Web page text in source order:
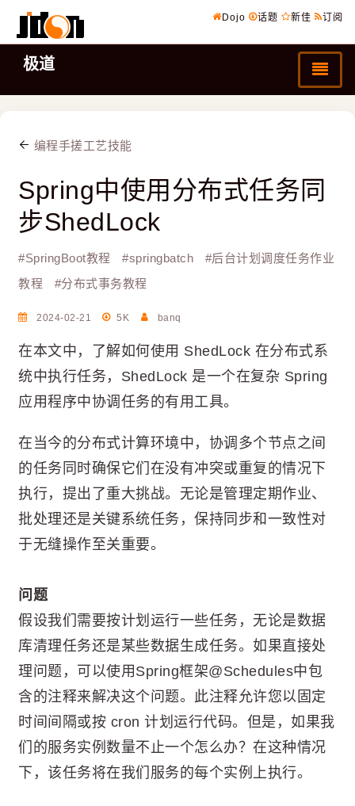
Dojo 话题 新佳 订阅
极道
编程手搓工艺技能
Spring中使用分布式任务同
步ShedLock
#SpringBoot教程 #springbatch #后台计划调度任务作业
教程
#分布式事务教程
2024-02-21 5K banq
在本文中，了解如何使用 ShedLock 在分布式系
统中执行任务，ShedLock 是一个在复杂 Spring
应用程序中协调任务的有用工具。
在当今的分布式计算环境中，协调多个节点之间
的任务同时确保它们在没有冲突或重复的情况下
执行，提出了重大挑战。无论是管理定期作业、
批处理还是关键系统任务，保持同步和一致性对
于无缝操作至关重要。
问题
假设我们需要按计划运行一些任务，无论是数据
库清理任务还是某些数据生成任务。如果直接处
理问题，可以使用Spring框架@Schedules中包
含的注释来解决这个问题。此注释允许您以固定
时间间隔或按 cron 计划运行代码。但是，如果我
们的服务实例数量不止一个怎么办？在这种情况
下，该任务将在我们服务的每个实例上执行。